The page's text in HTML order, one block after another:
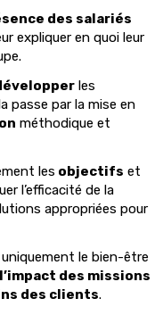
des salariés
expliquer en quoi leur
les
passe par la mise en
méthodique et
les objectifs et
l’efficacité de la
appropriées pour
le bien-être
l’impact des missions
des clients.